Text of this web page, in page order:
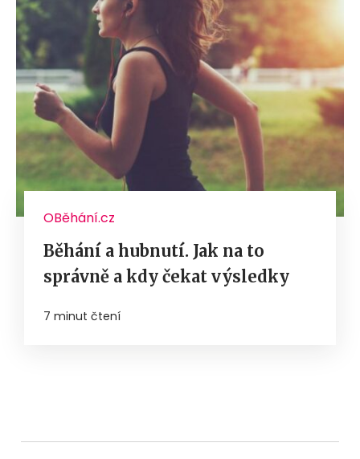
OBěhání.cz
Běhání a hubnutí. Jak na to
správně a kdy čekat výsledky
7 minut čtení